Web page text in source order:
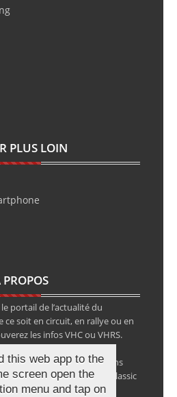
PLUS LOIN
PROPOS
portail de l’actualité du
ce soit en circuit, en rallye ou en
les infos VHC ou VHRS.
des épreuves ainsi que
de la voiture ancienne, sans
avec notre partenaire Classic
this web app to the
screen open the
menu and tap on